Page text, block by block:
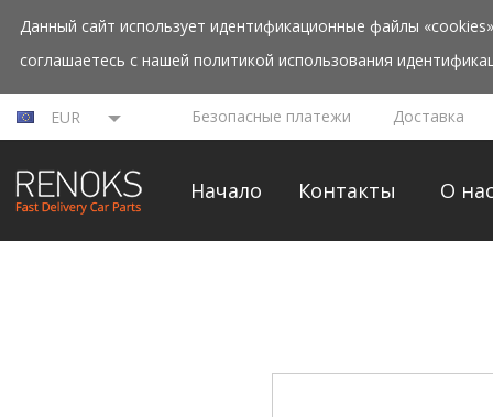
Данный сайт использует идентификационные файлы
соглашаетесь с нашей политикой использования
EUR Безопасные платежи Доставка
Начало Контакты О